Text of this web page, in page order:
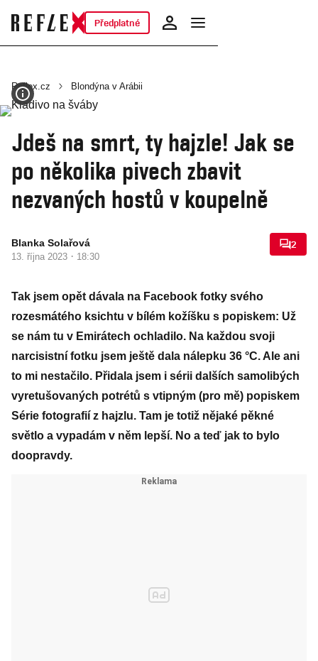
Předplatné
Reflex.cz Blondýna v Arábii
Jdeš na smrt, ty hajzle! Jak se
po několika pivech zbavit
nezvaných hostů v koupelně
Blanka Solařová
13. října 2023 · 18:30
2
Tak jsem opět dávala na Facebook fotky svého
rozesmátého ksichtu v bílém kožíšku s popiskem: Už
se nám tu v Emirátech ochladilo. Na každou svoji
narcisistní fotku jsem ještě dala nálepku 36 °C. Ale ani
to mi nestačilo. Přidala jsem i sérii dalších samolibých
vyretušovaných potrétů s vtipným (pro mě) popiskem
Série fotografií z hajzlu. Tam je totiž nějaké pěkné
světlo a vypadám v něm lepší. No a teď jak to bylo
doopravdy.